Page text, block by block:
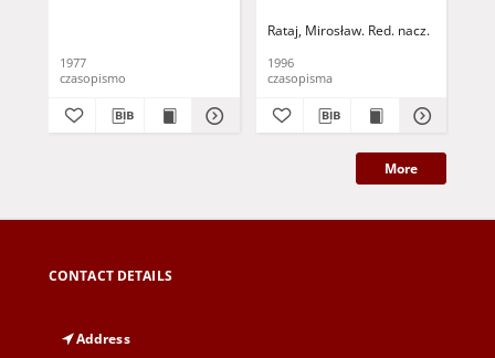
1977
czasopismo
Rataj, Mirosław. Red. nacz.
1996
czasopisma
More
CONTACT DETAILS
Address